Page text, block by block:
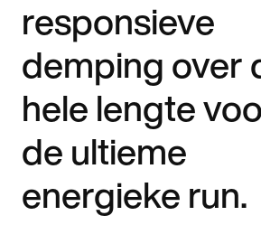
responsieve
demping over
hele lengte
de ultieme
energieke run.